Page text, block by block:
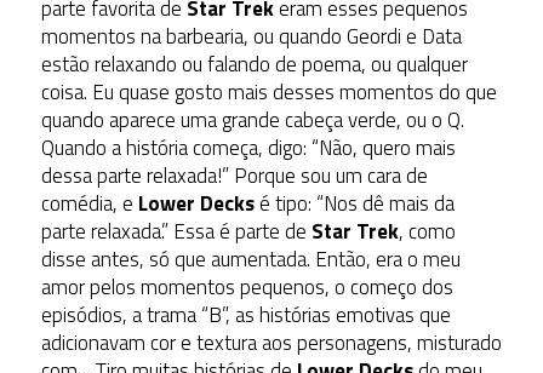
parte favorita de Star Trekeram esses pequenos
momentos na barbearia, ou quando Geordi e Data
estão relaxando ou falando de poema, ou qualquer
coisa. Eu quase gosto mais desses momentos do que
quando aparece uma grande cabeça verde, ou o Q.
Quando a história começa, digo: “Não, quero mais
dessa parte relaxada!” Porque sou um cara de
comédia, e Lower Decksé tipo: “Nos dê mais da
parte relaxada.” Essa é parte de Star Trek, como
disse antes, só que aumentada. Então, era o meu
amor pelos momentos pequenos, o começo dos
episódios, a trama “B”, as histórias emotivas que
adicionavam cor e textura aos personagens, misturado